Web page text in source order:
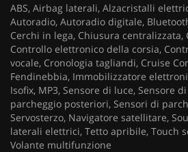
ABS, Airbag laterali, Alzacristalli
Autoradio, Autoradio digitale,
Cerchi in lega, Chiusura centralizzata,
Controllo elettronico della corsia,
vocale, Cronologia tagliandi, Cruise
Fendinebbia, Immobilizzatore
Isofix, MP3, Sensore di luce, Sensore
parcheggio posteriori, Sensori di
Servosterzo, Navigatore satellitare,
laterali elettrici, Tetto apribile, Touch
Volante multifunzione